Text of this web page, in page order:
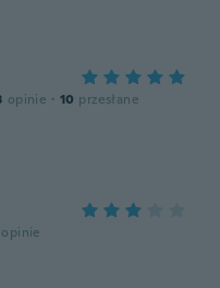
opinie · 10 przesłane
opinie